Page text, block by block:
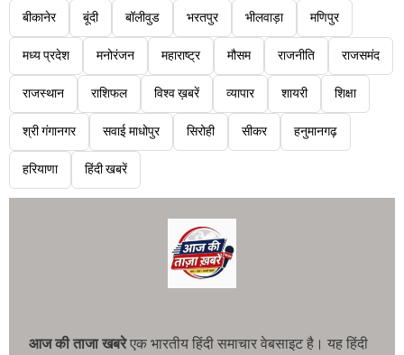
बीकानेर बूंदी बॉलीवुड भरतपुर भीलवाड़ा मणिपुर
मध्य प्रदेश मनोरंजन महाराष्ट्र मौसम राजनीति राजसमंद
राजस्थान राशिफल विश्व ख़बरें व्यापार शायरी शिक्षा
श्री गंगानगर सवाई माधोपुर सिरोही सीकर हनुमानगढ़
हरियाणा हिंदी खबरें
आज की ताजा खबरेएक भारतीय हिंदी समाचार वेबसाइट है। यह हिंदी